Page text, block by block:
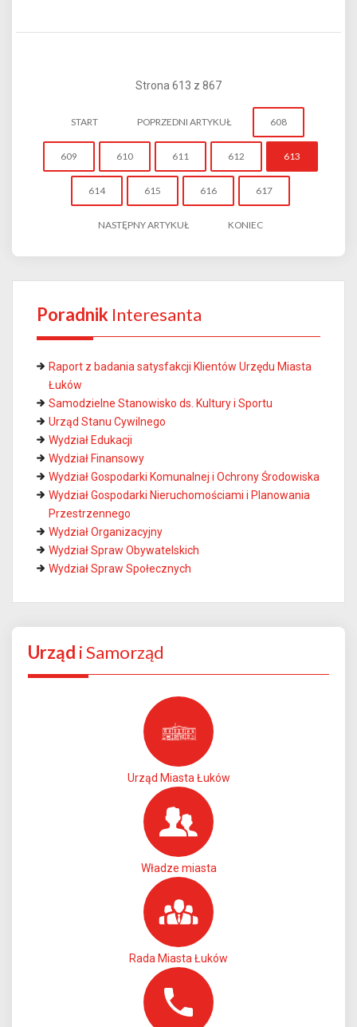
Strona 613 z 867
START POPRZEDNI ARTYKUŁ 608
609 610 611 612 613
614 615 616 617
NASTĘPNY ARTYKUŁ KONIEC
Poradnik Interesanta
Raport z badania satysfakcji Klientów Urzędu Miasta
Łuków
Samodzielne Stanowisko ds. Kultury i Sportu
Urząd Stanu Cywilnego
Wydział Edukacji
Wydział Finansowy
Wydział Gospodarki Komunalnej i Ochrony Środowiska
Wydział Gospodarki Nieruchomościami i Planowania
Przestrzennego
Wydział Organizacyjny
Wydział Spraw Obywatelskich
Wydział Spraw Społecznych
Urząd i Samorząd
Urząd Miasta Łuków
Władze miasta
Rada Miasta Łuków